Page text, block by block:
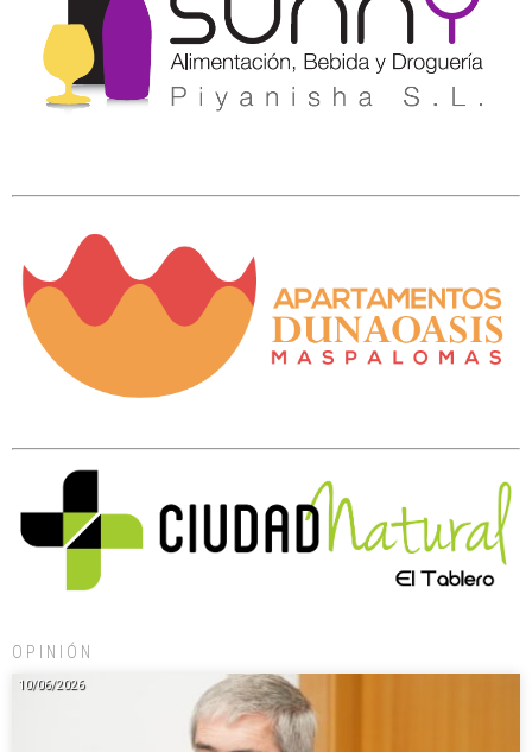
OPINIÓN
10/06/2026